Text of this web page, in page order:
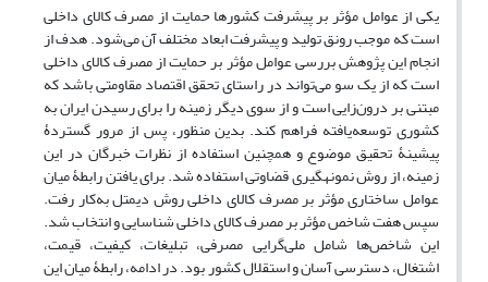
یکی از عوامل مؤثر بر پیشرفت کشورها حمایت از مصرف کالای داخلی
است که موجب رونق تولید و پیشرفت ابعاد مختلف آن می‌شود. هدف از
انجام این پژوهش بررسی عوامل مؤثر بر حمایت از مصرف کالای داخلی
است که از یک سو می‌تواند در راستای تحقق اقتصاد مقاومتی باشد که
مبتنی بر درون‌زایی است و از سوی دیگر زمینه را برای رسیدن ایران به
کشوری توسعه‌یافته فراهم کند. بدین منظور، پس از مرور گستردۀ
پیشینۀ تحقیق موضوع و همچنین استفاده از نظرات خبرگان در این
زمینه، از روش نمونه‏گیری قضاوتی استفاده شد. برای یافتن رابطۀ میان
عوامل ساختاری مؤثر بر مصرف کالای داخلی روش دیمتل به‌کار رفت.
سپس هفت شاخص مؤثر بر مصرف کالای داخلی شناسایی و انتخاب شد.
این شاخص‌ها شامل ملی‌گرایی مصرفی، تبلیغات، کیفیت، قیمت،
اشتغال، دسترسی آسان و استقلال کشور بود. در ادامه، رابطۀ میان این